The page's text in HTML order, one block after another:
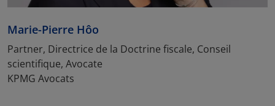
Marie-Pierre Hôo
Partner, Directrice de la Doctrine fiscale, Conseil
scientifique, Avocate
KPMG Avocats